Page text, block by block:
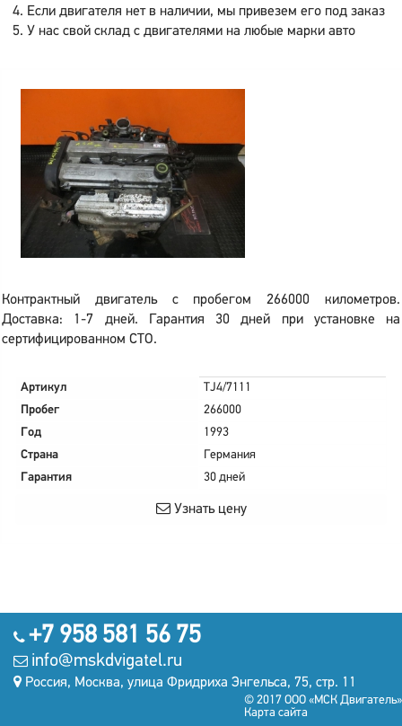
Если двигателя нет в наличии, мы привезем его под заказ
У нас свой склад с двигателями на любые марки авто
Контрактный двигатель с пробегом 266000 километров.
Доставка: 1-7 дней. Гарантия 30 дней при установке на
сертифицированном СТО.
Артикул
TJ4/7111
Пробег
266000
Год
1993
Страна
Германия
Гарантия
30 дней
Узнать цену
+7 958 581 56 75
info@mskdvigatel.ru
Россия, Москва, улица Фридриха Энгельса, 75, стр. 11
© 2017 ООО «МСК Двигатель»
Карта сайта